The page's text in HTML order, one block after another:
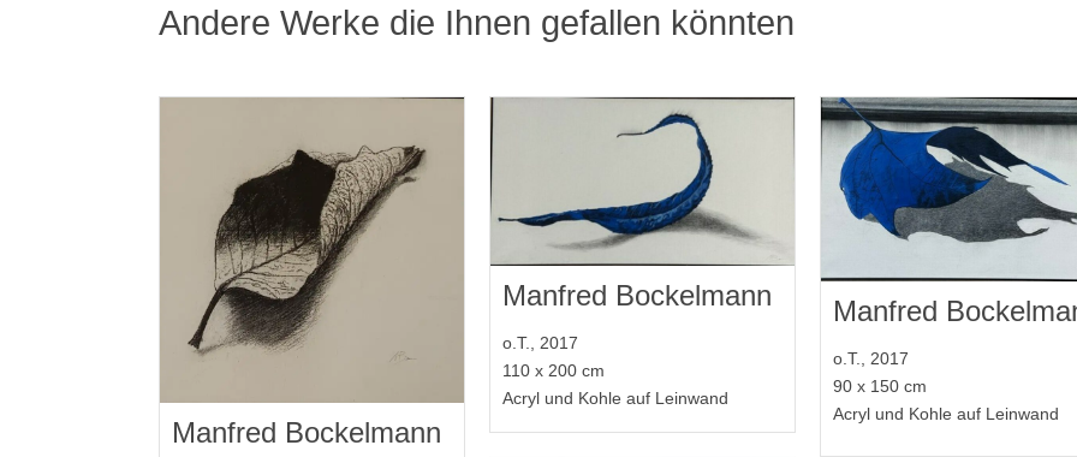
Andere Werke die Ihnen gefallen könnten
Manfred Bockelmann
Manfred Bockelmann
o.T., 2017
110 x 200 cm
Acryl und Kohle auf Leinwand
Manfred
o.T., 2017
90 x 150 cm
Acryl und Kohle auf Leinwand